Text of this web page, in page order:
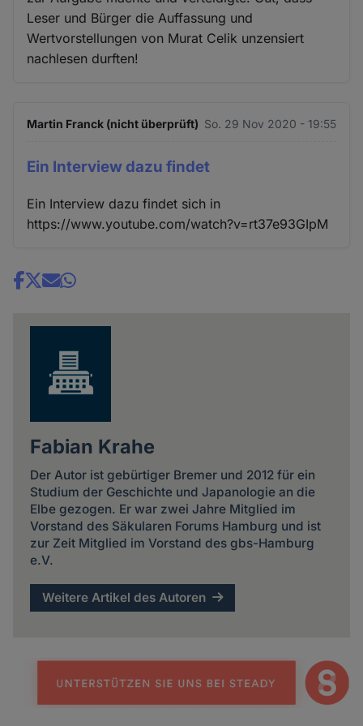
Leser und Bürger die Auffassung und
Wertvorstellungen von Murat Celik unzensiert
nachlesen durften!
Martin Franck (nicht überprüft) So. 29 Nov 2020 - 19:55
Ein Interview dazu findet
Ein Interview dazu findet sich in
https://www.youtube.com/watch?v=rt37e93GIpM
Share
Fabian Krahe
Der Autor ist gebürtiger Bremer und 2012 für ein
Studium der Geschichte und Japanologie an die
Elbe gezogen. Er war zwei Jahre Mitglied im
Vorstand des Säkularen Forums Hamburg und ist
zur Zeit Mitglied im Vorstand des gbs-Hamburg
e.V.
Weitere Artikel des Autoren